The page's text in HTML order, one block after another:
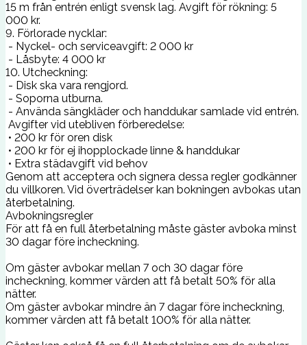
15 m från entrén enligt svensk lag. Avgift för rökning: 5
000 kr.
9. Förlorade nycklar:
- Nyckel- och serviceavgift: 2 000 kr
- Låsbyte: 4 000 kr
10. Utcheckning:
- Disk ska vara rengjord.
- Soporna utburna.
- Använda sängkläder och handdukar samlade vid entrén.
Avgifter vid utebliven förberedelse:
• 200 kr för oren disk
• 200 kr för ej ihopplockade linne & handdukar
• Extra städavgift vid behov
Genom att acceptera och signera dessa regler godkänner
du villkoren. Vid överträdelser kan bokningen avbokas utan
återbetalning.
Avbokningsregler
För att få en full återbetalning måste gäster avboka minst
30 dagar före incheckning.
Om gäster avbokar mellan 7 och 30 dagar före
incheckning, kommer värden att få betalt 50% för alla
nätter.
Om gäster avbokar mindre än 7 dagar före incheckning,
kommer värden att få betalt 100% för alla nätter.